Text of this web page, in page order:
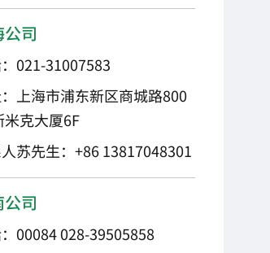
司
021-31007583
上海市浦东新区商城路800
米克大厦6F
苏先生：+86 13817048301
司
00084 028-39505858